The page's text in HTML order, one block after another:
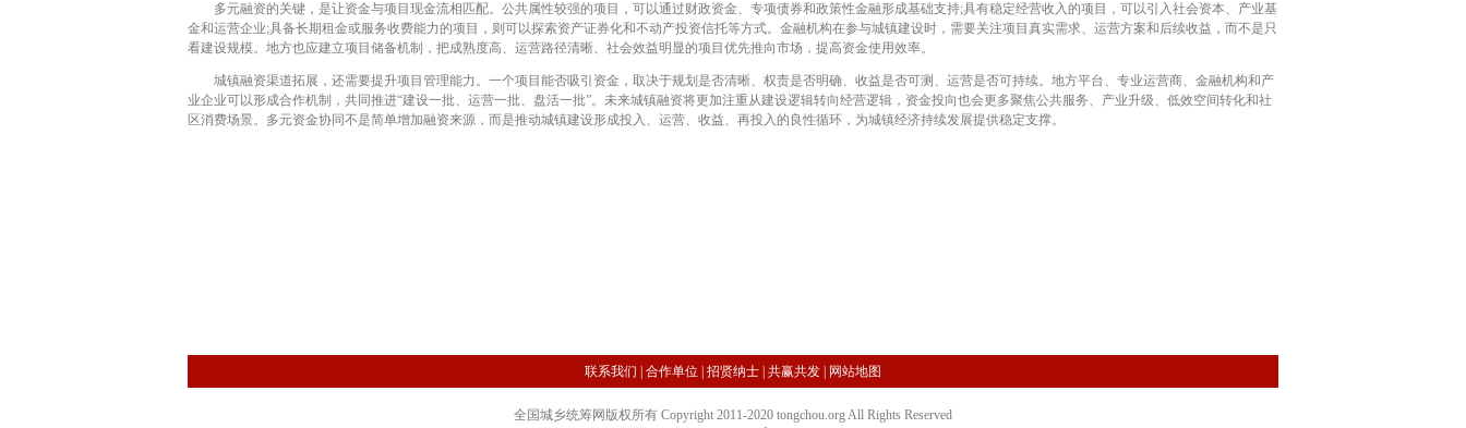
多元融资的关键，是让资金与项目现金流相匹配。公共属性较强的项目，可以通过财政资金、专项债券和政策性金融形成基础支持;具有稳定经营收入的项目，可以引入社会资本、产业基
金和运营企业;具备长期租金或服务收费能力的项目，则可以探索资产证券化和不动产投资信托等方式。金融机构在参与城镇建设时，需要关注项目真实需求、运营方案和后续收益，而不是只
看建设规模。地方也应建立项目储备机制，把成熟度高、运营路径清晰、社会效益明显的项目优先推向市场，提高资金使用效率。
城镇融资渠道拓展，还需要提升项目管理能力。一个项目能否吸引资金，取决于规划是否清晰、权责是否明确、收益是否可测、运营是否可持续。地方平台、专业运营商、金融机构和产
业企业可以形成合作机制，共同推进“建设一批、运营一批、盘活一批”。未来城镇融资将更加注重从建设逻辑转向经营逻辑，资金投向也会更多聚焦公共服务、产业升级、低效空间转化和社
区消费场景。多元资金协同不是简单增加融资来源，而是推动城镇建设形成投入、运营、收益、再投入的良性循环，为城镇经济持续发展提供稳定支撑。
联系我们 合作单位 招贤纳士 共赢共发 网站地图
全国城乡统筹网版权所有 Copyright 2011-2020 tongchou.org All Rights Reserved